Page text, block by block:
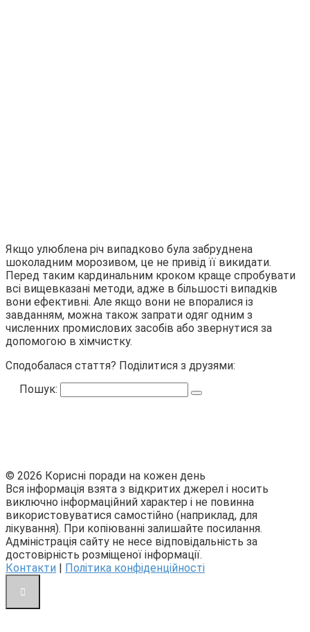
Якщо улюблена річ випадково була забруднена
шоколадним морозивом, це не привід її викидати.
Перед таким кардинальним кроком краще спробувати
всі вищевказані методи, адже в більшості випадків
вони ефективні. Але якщо вони не впоралися із
завданням, можна також запрати одяг одним з
численних промислових засобів або звернутися за
допомогою в хімчистку.
Сподобалася стаття? Поділитися з друзями:
Пошук:
© 2026 Корисні поради на кожен день
Вся інформація взята з відкритих джерел і носить
виключно інформаційний характер і не повинна
використовуватися самостійно (наприклад, для
лікування). При копіюванні залишайте посилання.
Адміністрація сайту не несе відповідальність за
достовірність розміщеної інформації.
Контакти | Політика конфіденційності